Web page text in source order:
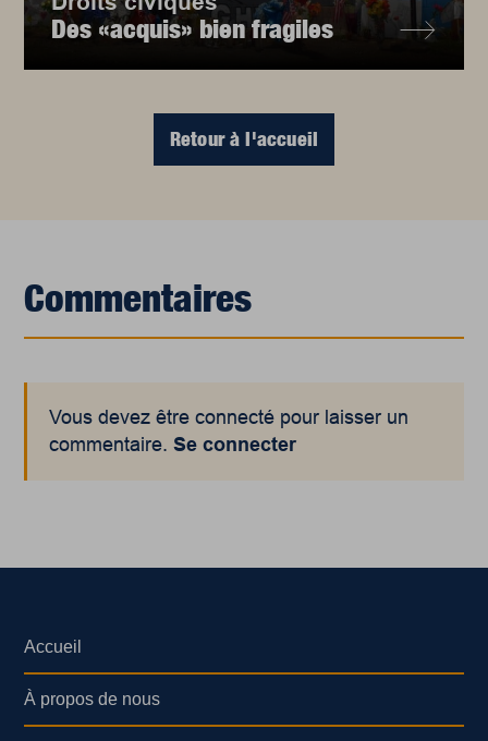
Des «acquis» bien fragiles
Retour à l'accueil
Commentaires
Vous devez être connecté pour laisser un
commentaire.Se connecter
Accueil
À propos de nous